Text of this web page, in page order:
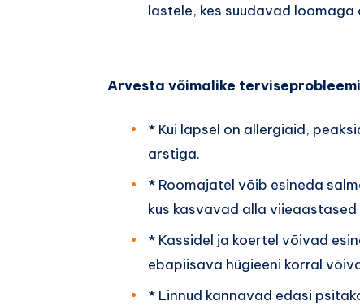
lastele, kes suudavad loomaga
Arvesta võimalike
* Kui lapsel on allergiaid,
arstiga.
* Roomajatel võib esineda
kus kasvavad alla viieaastased
* Kassidel ja koertel võivad
ebapiisava hügieeni korral
* Linnud kannavad edasi